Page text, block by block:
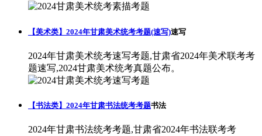
【美术类】2024年甘肃美术统考考题(速写)速写
2024年甘肃美术统考速写考题,甘肃省2024年美术联考考
题速写,2024甘肃美术统考真题公布。
【书法类】2024年甘肃书法统考考题书法
2024年甘肃书法统考考题,甘肃省2024年书法联考考